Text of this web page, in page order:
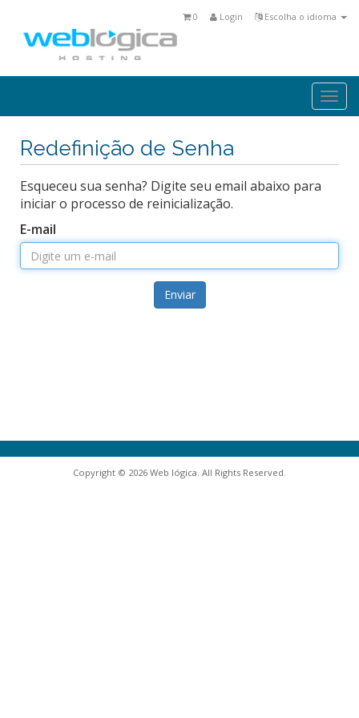
Escolha o idioma
Login
0
Redefinição de Senha
Esqueceu sua senha? Digite seu email abaixo para
iniciar o processo de reinicialização.
E-mail
Enviar
Copyright © 2026 Web lógica. All Rights Reserved.